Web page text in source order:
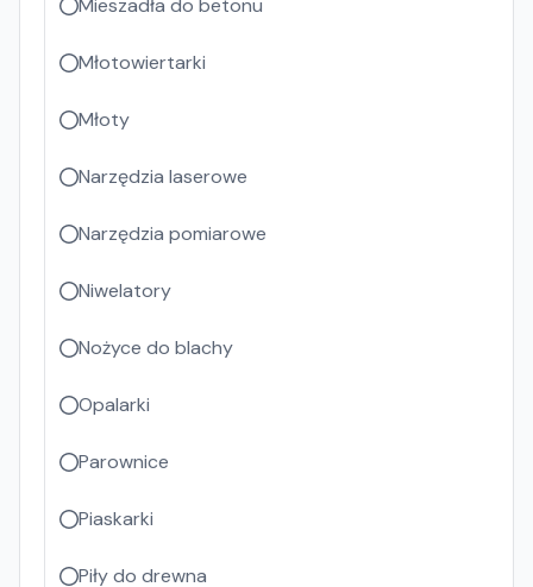
Mieszadła do betonu
Młotowiertarki
Młoty
Narzędzia laserowe
Narzędzia pomiarowe
Niwelatory
Nożyce do blachy
Opalarki
Parownice
Piaskarki
Piły do drewna